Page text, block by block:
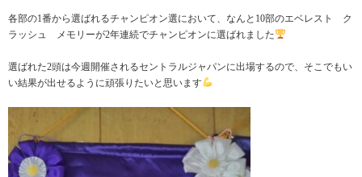
各部の1番から選ばれるチャンピオン選において、なんと10部のエベレスト ク
ラッシュ メモリーが2年連続でチャンピオンに選ばれました
選ばれた2頭は今週開催されるセントラルジャパンに出場するので、そこでもい
い結果が出せるように頑張りたいと思います